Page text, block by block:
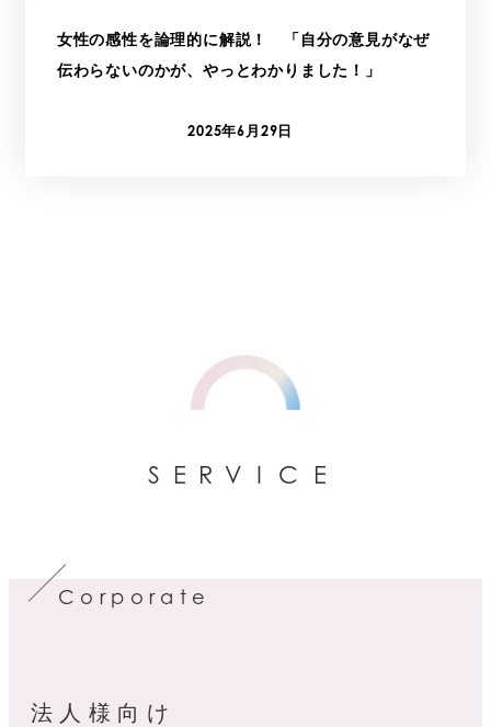
女性の感性を論理的に解説！ 「自分の意見がなぜ
伝わらないのかが、やっとわかりました！」
投稿日
2025年6月29日
SER VICE
Corporate
法人様向け